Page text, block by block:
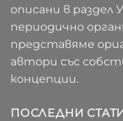
описани в раздел
периодично
представяме
автори със
концепции.
ПОСЛЕДНИ